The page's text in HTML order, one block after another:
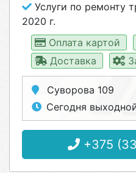
Услуги по ремонту
2020 г.
Оплата картой
Доставка
Суворова 109
Сегодня
+375